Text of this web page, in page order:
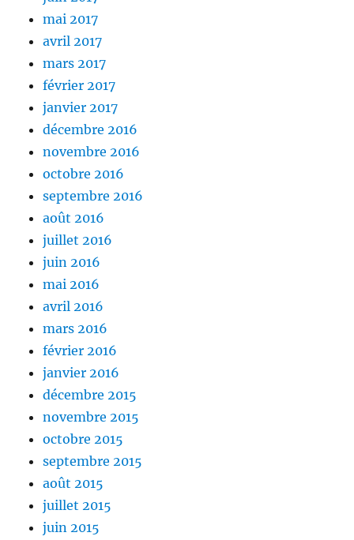
mai 2017
avril 2017
mars 2017
février 2017
janvier 2017
décembre 2016
novembre 2016
octobre 2016
septembre 2016
août 2016
juillet 2016
juin 2016
mai 2016
avril 2016
mars 2016
février 2016
janvier 2016
décembre 2015
novembre 2015
octobre 2015
septembre 2015
août 2015
juillet 2015
juin 2015